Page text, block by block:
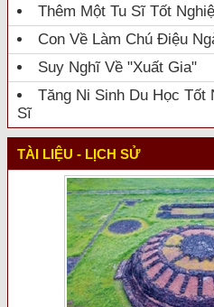
Thêm Một Tu Sĩ Tốt
Con Về Làm Chú Điệu
Suy Nghĩ Về "xuất Gia"
Tăng Ni Sinh Du Học Tốt
Sĩ
TÀI LIỆU - LỊCH SỬ